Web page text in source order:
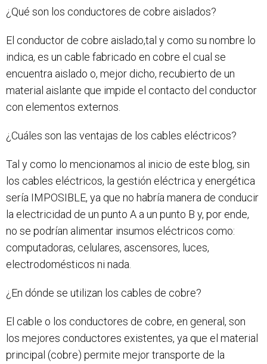
¿Qué son los conductores de cobre aislados?
El conductor de cobre aislado,tal y como su nombre lo
indica, es un cable fabricado en cobre el cual se
encuentra aislado o, mejor dicho, recubierto de un
material aislante que impide el contacto del conductor
con elementos externos.
¿Cuáles son las ventajas de los cables eléctricos?
Tal y como lo mencionamos al inicio de este blog, sin
los cables eléctricos, la gestión eléctrica y energética
sería IMPOSIBLE, ya que no habría manera de conducir
la electricidad de un punto A a un punto B y, por ende,
no se podrían alimentar insumos eléctricos como:
computadoras, celulares, ascensores, luces,
electrodomésticos ni nada.
¿En dónde se utilizan los cables de cobre?
El cable o los conductores de cobre, en general, son
los mejores conductores existentes, ya que el material
principal (cobre) permite mejor transporte de la